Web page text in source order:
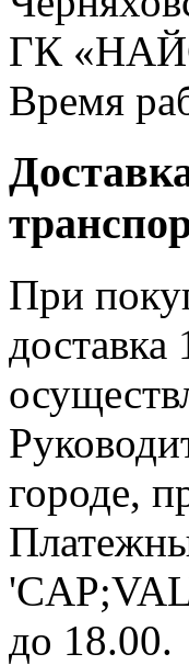
ГК
Время
При
городе,
до 18.00.